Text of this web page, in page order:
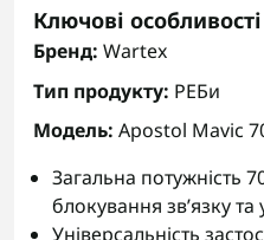
Ключові
Бренд: Wartex
Тип продукту: РЕБи
Модель: Apostol Mavic
Загальна потужність
блокування зв’язку
Універсальність